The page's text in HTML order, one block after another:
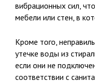
вибрационных сил,
мебели или стен, в
Кроме того,
утечке воды из
если они не
соответствии с